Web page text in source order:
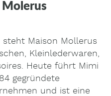
Maison Mollerus
Kleinlederwaren,
Heute führt Mimi
gegründete
und ist eine